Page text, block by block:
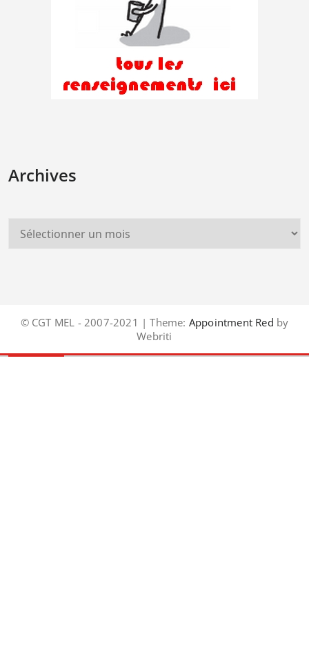
Archives
© CGT MEL - 2007-2021 | Theme: Appointment Red by
Webriti